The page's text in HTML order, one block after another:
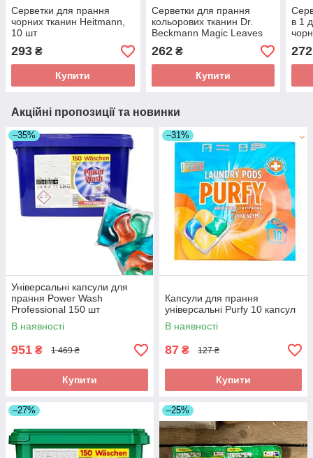
Серветки для прання
чорних тканин Heitmann,
10 шт
293 ₴
Купити
Серветки для прання
кольорових тканин Dr.
Beckmann Magic Leaves
25 шт
262₴
Купити
в 1
Акційні пропозиції та новинки
–35%
Універсальні капсули для
прання Power Wash
Professional 150 шт
В наявності
951 ₴ 1 469 ₴
Купити
–31%
Капсули для прання
універсальні Purfy 10 капсул
В наявності
87 ₴ 127 ₴
Купити
–27% –25%